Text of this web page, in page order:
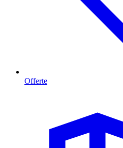
Offerte